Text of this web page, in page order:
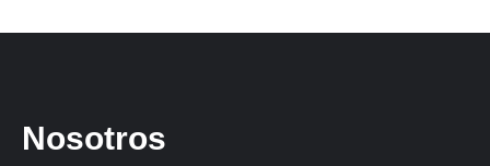
Nosotros